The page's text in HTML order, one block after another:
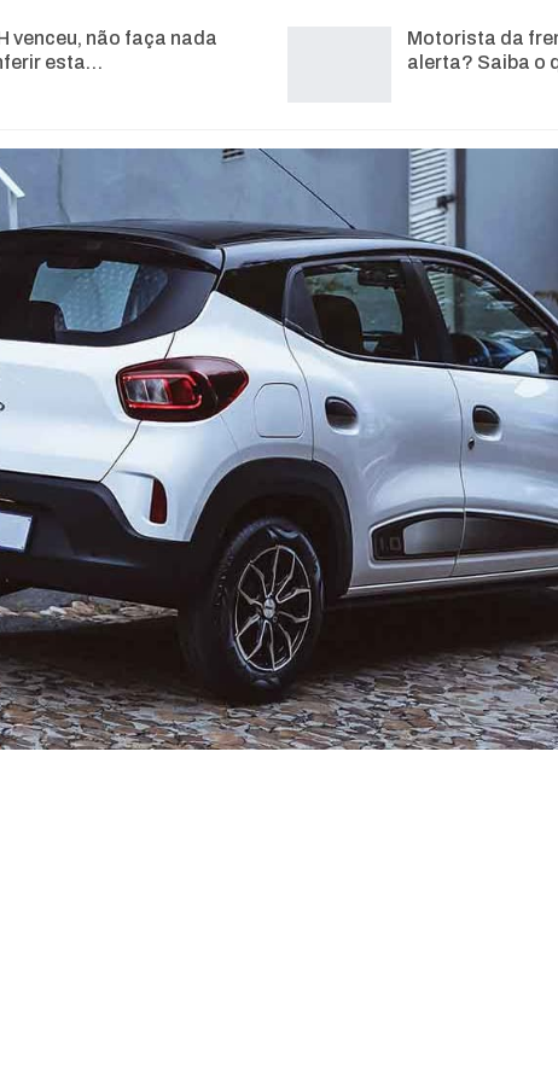
venceu, não faça nada
esta…
Motorista da
alerta? Saiba o